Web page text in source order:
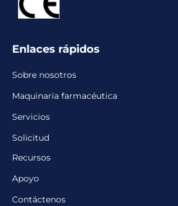
Enlaces rápidos
Sobre nosotros
Maquinaria farmacéutica
Servicios
Solicitud
Recursos
Apoyo
Contáctenos